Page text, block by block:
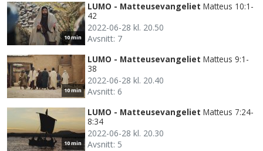
10 min
LUMO - Matteusevangeliet Matteus 10:1-
42
2022-06-28 kl. 20.50
Avsnitt: 7
10 min
LUMO - Matteusevangeliet Matteus 9:1-
38
2022-06-28 kl. 20.40
Avsnitt: 6
10 min
LUMO - Matteusevangeliet Matteus 7:24-
8:34
2022-06-28 kl. 20.30
Avsnitt: 5